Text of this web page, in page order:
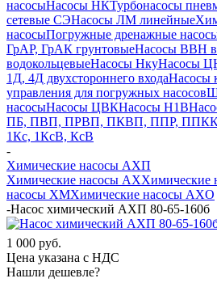
насосыНасосы НКТурбонасосы
сетевые СЭНасосы ЛМ линейные
насосыПогружные дренажные
ГрАР, ГрАК грунтовыеНасосы ВВН
водокольцевыеНасосы НкуНасосы
1Д, 4Д двухстороннего входаНасосы
управления для погружных насосов
насосыНасосы ЦВКНасосы Н1В
ПБ, ПВП, ПРВП, ПКВП, ППР, ППК
1Кс, 1КсВ, КсВ
-
Химические насосы АХП
Химические насосы AXХимические
насосы XМХимические насосы AXО
-Насос химический АХП 80-65-160б
1 000 руб.
Цена указана с НДС
Нашли дешевле?